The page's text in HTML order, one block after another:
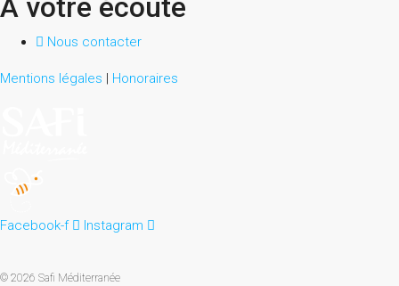
A votre écoute
Nous contacter
Mentions légales | Honoraires
Facebook-f Instagram
© 2026 Safi Méditerranée